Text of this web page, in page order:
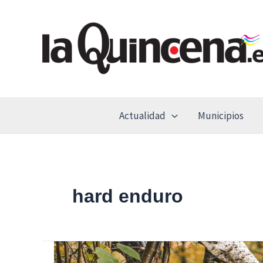
Actualidad Municipios
hard enduro
La